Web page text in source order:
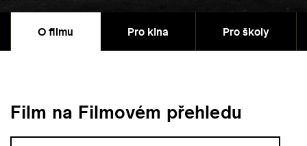
O filmu Pro kina Pro školy
Film na Filmovém přehledu